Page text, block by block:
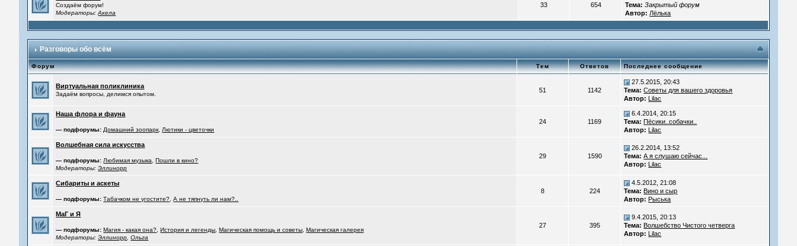
Создаём форум!
Модераторы:Акела
33 654
Тема: Закрытый форум
Автор: Лёлька
Разговоры обо всём
Форум Тем Ответов Последнее сообщение
Виртуальная поликлиника
Задаём вопросы, делимся опытом.
51 1142
27.5.2015, 20:43
Тема: Советы для вашего здоровья
Автор: Lilac
Наша флора и фауна
— подфорумы: Домашний зоопарк Лютики - цветочки
24 1169
6.4.2014, 20:15
Тема: Пёсики..собачки..
Автор: Lilac
Волшебная сила искусства
— подфорумы: Любимая музыка ,Пошли в кино?
Модераторы:Эллинорр
29 1590
26.2.2014, 13:52
Тема: А я слушаю сейчас...
Автор: Lilac
Сибариты и аскеты
— подфорумы: Табачком не угостите? ,А не тяпнуть ли нам?..
8 224
4.5.2012, 21:08
Тема: Вино и сыр
Автор: Рыська
МаГ и Я
— подфорумы: Магия - какая она? ,История и легенды ,Магическая помощь и советы ,Магическая галерея
Модераторы:Эллинорр ,Ольга
27 395
9.4.2015, 20:13
Тема: Волшебство Чистого четверга
Автор: Lilac